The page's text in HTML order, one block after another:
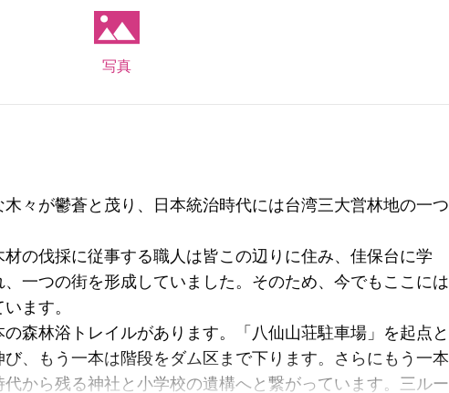
写真
木々が鬱蒼と茂り、日本統治時代には台湾三大営林地の一つ
の伐採に従事する職人は皆この辺りに住み、佳保台に学
一つの街を形成していました。そのため、今でもここには
ます。
の森林浴トレイルがあります。「八仙山荘駐車場」を起点と
、もう一本は階段をダム区まで下ります。さらにもう一本
から残る神社と小学校の遺構へと繋がっています。三ルー